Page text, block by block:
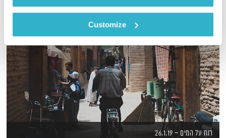
Customize
רוח על המים – 26.1.19